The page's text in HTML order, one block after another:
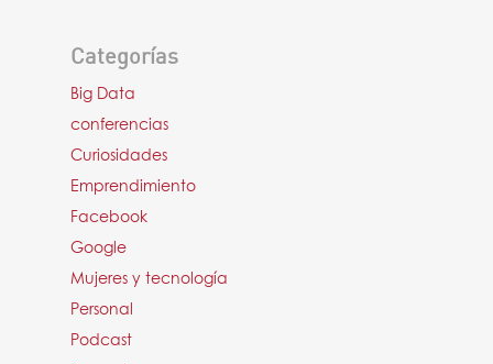
Categorías
Big Data
conferencias
Curiosidades
Emprendimiento
Facebook
Google
Mujeres y tecnología
Personal
Podcast